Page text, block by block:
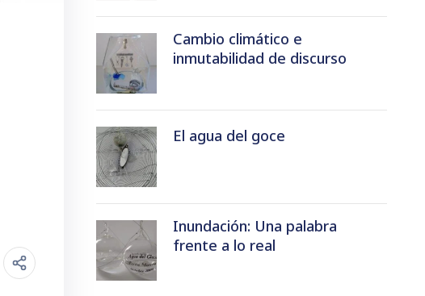
Cambio climático e
inmutabilidad de discurso
El agua del goce
Inundación: Una palabra
frente a lo real